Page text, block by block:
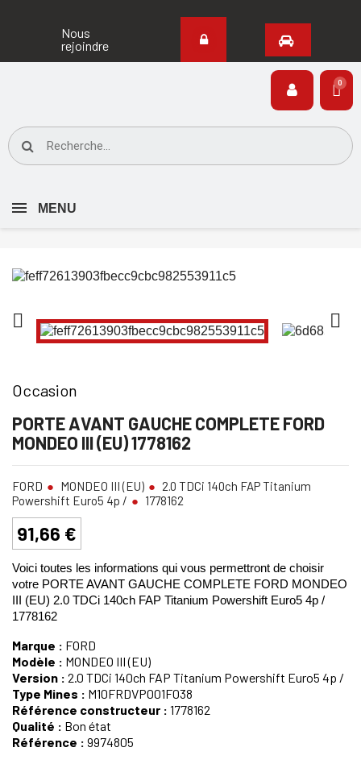
Nous
rejoindre
MENU
 
Occasion
PORTE AVANT GAUCHE COMPLETE FORD
MONDEO III (EU) 1778162
FORD MONDEO III (EU)
2.0 TDCi 140ch FAP Titanium
Powershift Euro5 4p /
1778162
91,66 €
Voici toutes les informations qui vous permettront de choisir
votre PORTE AVANT GAUCHE COMPLETE FORD MONDEO
III (EU) 2.0 TDCi 140ch FAP Titanium Powershift Euro5 4p /
1778162
Marque : FORD
Modèle : MONDEO III (EU)
Version : 2.0 TDCi 140ch FAP Titanium Powershift Euro5 4p /
Type Mines : M10FRDVP001F038
Référence constructeur : 1778162
Qualité : Bon état
Référence : 9974805